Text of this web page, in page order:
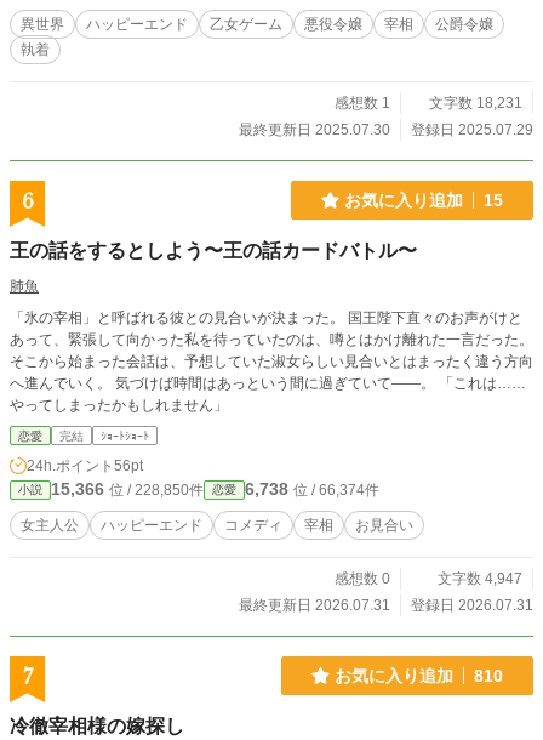
異世界 ハッピーエンド 乙女ゲーム 悪役令嬢 宰相
公爵令嬢
執着
感想数 1
文字数 18,231
最終更新日 2025.07.30
登録日 2025.07.29
6 お気に入り追加 15
王の話をするとしよう〜王の話カードバトル〜
肺魚
「氷の宰相」と呼ばれる彼との見合いが決まった。 国王陛下直々のお声がけと
あって、緊張して向かった私を待っていたのは、噂とはかけ離れた一言だった。
そこから始まった会話は、予想していた淑女らしい見合いとはまったく違う方向
へ進んでいく。 気づけば時間はあっという間に過ぎていて——。 「これは……
やってしまったかもしれません」
恋愛 完結 ｼｮｰﾄｼｮｰﾄ
24h.ポイント 56pt
小説 15,366 位 / 228,850件 恋愛 6,738 位 / 66,374件
女主人公 ハッピーエンド コメディ 宰相 お見合い
感想数 0
文字数 4,947
最終更新日 2026.07.31
登録日 2026.07.31
7 お気に入り追加 810
冷徹宰相様の嫁探し